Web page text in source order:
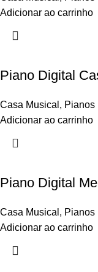
Adicionar ao carrinho
Piano Digital
Casa Musical , Pianos
Adicionar ao carrinho
Piano Digital
Casa Musical , Pianos
Adicionar ao carrinho